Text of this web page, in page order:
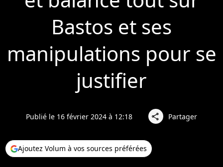
Bastos et ses
manipulations pour se
justifier
Publié le 16 février 2024 à 12:18 share Partager
Ajoutez Volum à vos sources préférées